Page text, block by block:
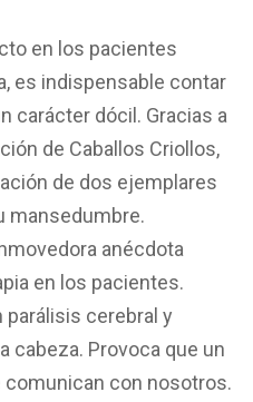
en los pacientes
es indispensable contar
carácter dócil. Gracias a
de Caballos Criollos,
de dos ejemplares
mansedumbre.
anécdota
en los pacientes.
cerebral y
cabeza. Provoca que un
comunican con nosotros.